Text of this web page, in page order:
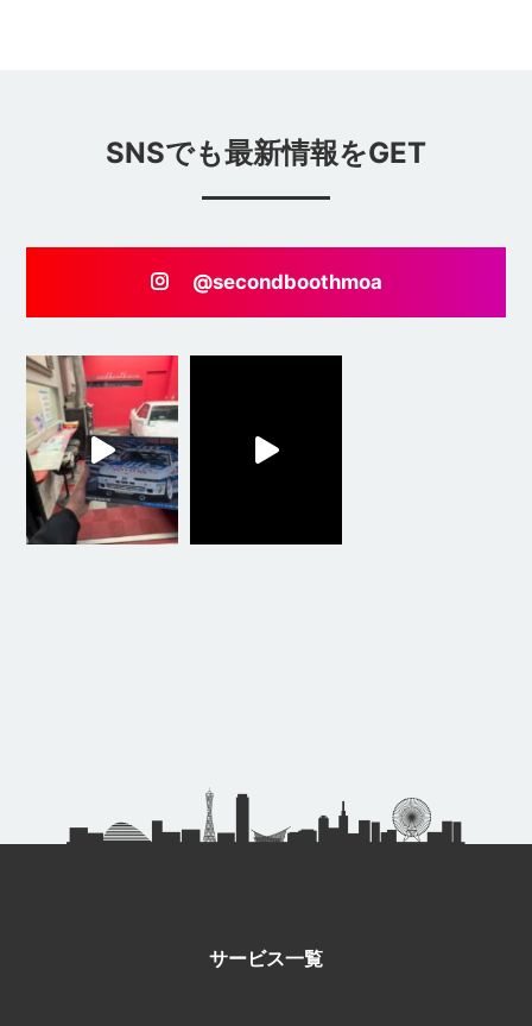
SNSでも最新情報をGET
@secondboothmoa
サービス一覧